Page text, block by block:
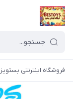
فروشگاه اینترنتی بستویز